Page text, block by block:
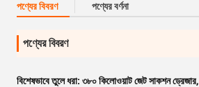
পণ্যের বিবরণ পণ্যের বর্ণনা
পণ্যের বিবরণ
বিশেষভাবে তুলে ধরা: ৩৮০ কিলোওয়াট জেট সাকশন ড্রেজার,